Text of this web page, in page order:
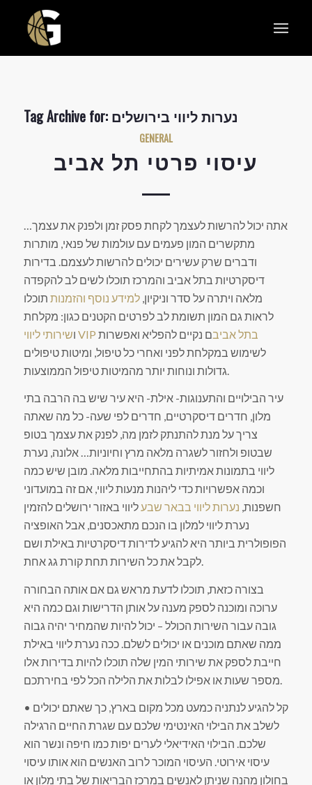
Tag Archive for: נערות ליווי בירושלים
GENERAL
עיסוי פרטי תל אביב
אתה יכול להרשות לעצמך לקחת פסק זמן ולפנק את עצמך…
מתקשרים המון פעמים עם עולמות של פנאי, מותרות
ודברים שרק עשירים יכולים להרשות לעצמם. בדירות
דיסקרטיות בתל אביב והמרכז תוכלו לשים לב להקפדה
מלאה ויתרה על סדר וניקיון,למידע נוסף והזמנות תוכלו
לראות גם המון תשומת לב לפרטים הקטנים כגון: מקלחת
ו
שירותי ליווי VIP בתל אביבם נקיים להפליא ואפשרות
לשימוש במקלחת לפני ואחרי כל טיפול, ומיטות טיפולים
עיר הבילויים והתענוגות- אילת- היא עיר שיש בה הרבה בתי
מלון, חדרים דיסקרטיים, חדרים לפי שעה- כל מה שאתה
צריך על מנת להתנתק לזמן מה, לפנק את עצמך בטופ
שבטופ ולחזור לשגרה מלאה מרץ וחיוניות… אלונה, נערת
ליווי בתמונות אמיתיות בהתחייבות מלאה. מובן שיש כמה
וכמה אפשרויות כדי ליהנות מנעות ליווי, אם זה במועדוני
חשפנות, נערות ליווי בבאר שבעליווי באזור ירושלים להזמין
נערת ליווי למלון בו הנכם מתאכסנים, אבל האופציה
הפופולרית ביותר היא להגיע לדירות דיסקרטיות באילת ושם
לקבל את כל השירות תחת קורת גג אחת.
בצורה כזאת, תוכלו לדעת מראש גם אם אותה הבחורה
ערוכה ומוכנה לספק מענה על אותן הדרישות וגם כמה היא
גובה עבור השירות הכולל – יכול להיות שהמחיר יהיה גבוה
ממה שאתם מוכנים או יכולים לשלם. ככה נערת ליווי באילת
חייבת לספק את שירותי המין שלה תוכלו להיות בדירות אלו
• קל להגיע לנתניה כמעט מכל מקום בארץ, כך שאתם יכולים
לשלב את הבילוי האינטימי שלכם עם שגרת החיים הרגילה
שלכם. הבילוי האידיאלי לערים יפות כמו חיפה ונשר הוא
עיסוי אירוטי. העיסוי המוכר לרוב האנשים הוא אותו עיסוי
בחולון מהנה שניתן לאנשים במרכז הבריאות של בתי מלון או